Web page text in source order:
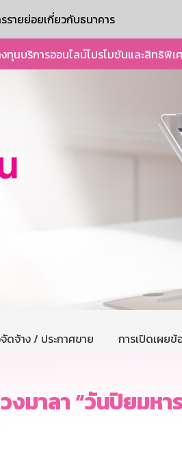
รายย่อยเกี่ยวกับธนาคาร
ทุนบริการออนไลน์โปรโมชันและสิทธิพิเ
ดจ้าง / ประกาศขาย การเปิดเผยข้
มาลา “วันปิยมหา